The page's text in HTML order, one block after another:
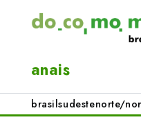
anais
brasilsudestenorte/